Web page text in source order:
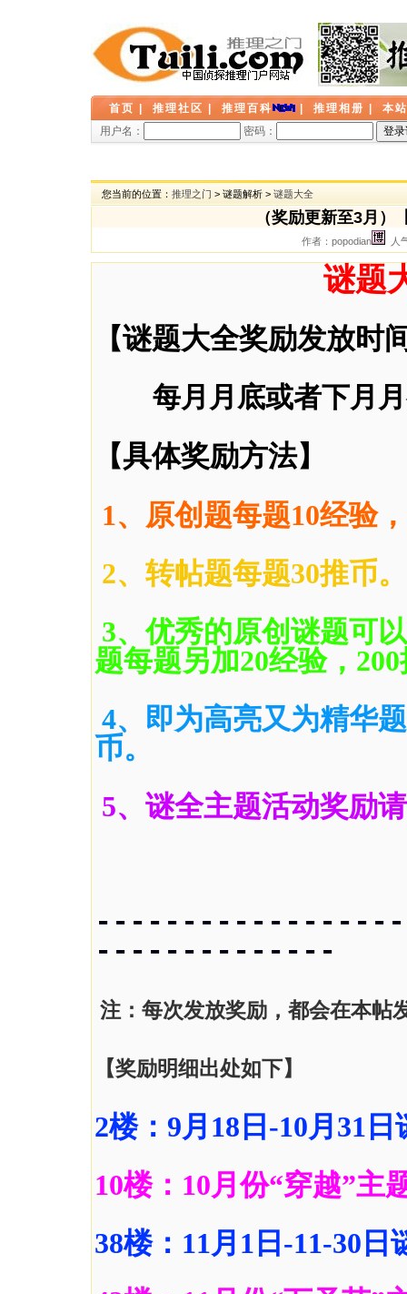
首页 推理社区 推理百科 推理相册
本
用户名：
密码：
您当前的位置： 推理之门 > 谜题解析 > 谜题大全
（奖励更新至3月
作者：popodian 人
谜题
【谜题大全奖励发放时
每月月底或者下月
【具体奖励方法】
1、原创题每题10经验
2、转帖题每题30推币。
3、优秀的原创谜题可
题每题另加20经验，
4、即为高亮又为精华
币。
5、谜全主题活动奖励
--------------
注：每次发放奖励，都会在本帖
【奖励明细出处如下】
2楼：9月18日-10月31
10楼：10月份“穿越”主
38楼：11月1日-11-30日